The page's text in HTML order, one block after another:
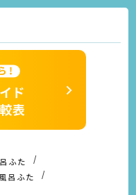
ふた
呂ふた